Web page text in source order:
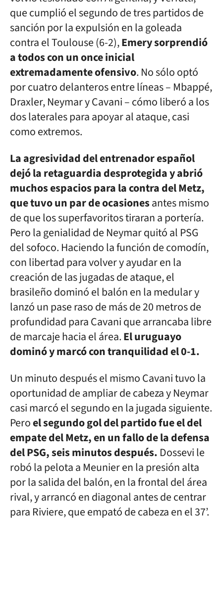
que cumplió el segundo de tres partidos de
sanción por la expulsión en la goleada
contra el Toulouse (6-2),Emery sorprendió
a todos con un once inicial
extremadamente ofensivo. No sólo optó
por cuatro delanteros entre líneas – Mbappé,
Draxler, Neymar y Cavani – cómo liberó a los
dos laterales para apoyar al ataque, casi
como extremos.
La agresividad del entrenador español
dejó la retaguardia desprotegida y abrió
muchos espacios para la contra del Metz,
que tuvo un par de ocasionesantes mismo
de que los superfavoritos tiraran a portería.
Pero la genialidad de Neymar quitó al PSG
del sofoco. Haciendo la función de comodín,
con libertad para volver y ayudar en la
creación de las jugadas de ataque, el
brasileño dominó el balón en la medular y
lanzó un pase raso de más de 20 metros de
profundidad para Cavani que arrancaba libre
de marcaje hacia el área.El uruguayo
dominó y marcó con tranquilidad el 0-1.
Un minuto después el mismo Cavani tuvo la
oportunidad de ampliar de cabeza y Neymar
casi marcó el segundo en la jugada siguiente.
Peroel segundo gol del partido fue el del
empate del Metz, en un fallo de la defensa
del PSG, seis minutos después. Dossevi le
robó la pelota a Meunier en la presión alta
por la salida del balón, en la frontal del área
rival, y arrancó en diagonal antes de centrar
para Riviere, que empató de cabeza en el 37’.